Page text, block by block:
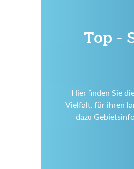
Top -
Hier finden Sie
Vielfalt, für ihren
dazu